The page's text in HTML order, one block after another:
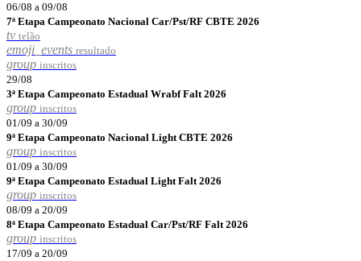
06/08 a 09/08
7ª Etapa Campeonato Nacional Car/Pst/RF CBTE 2026
tv telão
emoji_events resultado
group inscritos
29/08
3ª Etapa Campeonato Estadual Wrabf Falt 2026
group inscritos
01/09 a 30/09
9ª Etapa Campeonato Nacional Light CBTE 2026
group inscritos
01/09 a 30/09
9ª Etapa Campeonato Estadual Light Falt 2026
group inscritos
08/09 a 20/09
8ª Etapa Campeonato Estadual Car/Pst/RF Falt 2026
group inscritos
17/09 a 20/09